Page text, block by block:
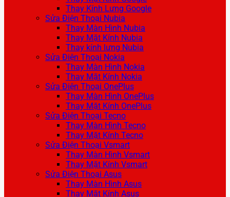
Thay Kính Lưng Google
Sửa Điện Thoại Nubia
Thay Màn Hình Nubia
Thay Mặt Kính Nubia
Thay kính lưng Nubia
Sửa Điện Thoại Nokia
Thay Màn Hình Nokia
Thay Mặt Kính Nokia
Sửa Điện Thoại OnePlus
Thay Màn Hình OnePlus
Thay Mặt Kính OnePlus
Sửa Điện Thoại Tecno
Thay Màn Hình Tecno
Thay Mặt Kính Tecno
Sửa Điện Thoại Vsmart
Thay Màn Hình Vsmart
Thay Mặt Kính Vsmart
Sửa Điện Thoại Asus
Thay Màn Hình Asus
Thay Mặt Kính Asus